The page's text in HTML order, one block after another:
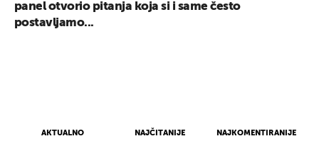
AKTUALNO NAJČITANIJE NAJKOMENTIRANIJE
panel otvorio pitanja koja si i same često
postavljamo...